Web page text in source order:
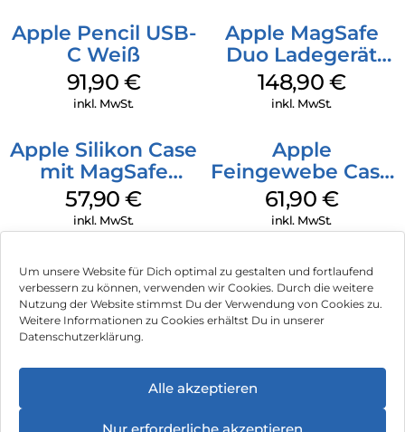
Um unsere Website für Dich optimal zu gestalten und fortlaufend
verbessern zu können, verwenden wir Cookies. Durch die weitere
Nutzung der Website stimmst Du der Verwendung von Cookies zu.
Weitere Informationen zu Cookies erhältst Du in unserer
Datenschutzerklärung.
Alle akzeptieren
Nur erforderliche akzeptieren
Apple Pencil USB-
C Weiß
91,90 €
inkl. MwSt.
Apple MagSafe
Duo Ladegerät
Weiß
148,90 €
inkl. MwSt.
Apple Silikon Case
mit MagSafe
iPhone 14 Pro
(PRODUCT)RED
57,90€
inkl. MwSt.
Apple
Feingewebe Case
iPhone 15 Pro
MagSafe Schwarz
61,90 €
inkl. MwSt.
Impressum